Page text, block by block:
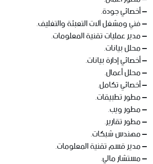
– أخصائي جودة.
– فني ومشغل آلات التعبئة والتغليف.
– مدير عمليات تقنية المعلومات.
– محلل بيانات.
– أخصائي إدارة بيانات.
– محلل أعمال.
– أخصائي تكامل.
– مطور تطبيقات.
– مطور ويب.
– مطور تقارير.
– مهندس شبكات.
– مدير قسم تقنية المعلومات.
– مستشار مالي.